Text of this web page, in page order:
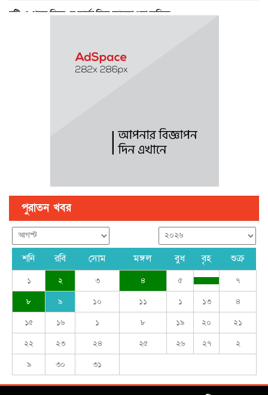
বৃষ্টি ও গরম নিয়ে যে বার্তা দিল আবহাওয়া অফিস
গণঅভ্যুত্থান ছিল ১৭ বছরের ধারাবাহিক আন্দোলনের ফসল : স্বরাষ্ট্রমন্ত্রী
পুরাতন খবর
শনি রবি সোম মঙ্গল বুধ বৃহ শুক্র
১ ২ ৩ ৪ ৫ ৭
৮ ৯ ১০ ১১ ১ ১৩ ৪
১৫ ১৬ ১ ৮ ১৯ ২০ ২১
২২ ২৩ ২৪ ২৫ ২৬ ২৭ ২
৯ ৩০ ৩১